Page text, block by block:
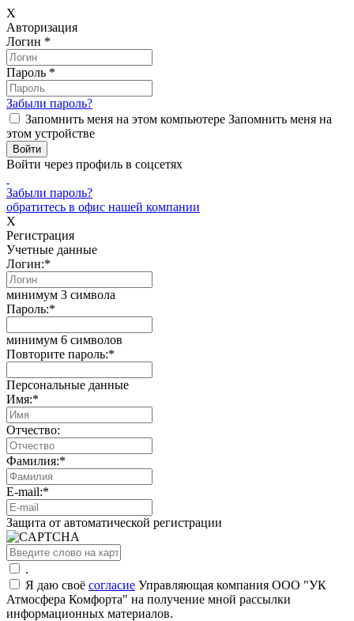
X
Авторизация
Логин *
Пароль *
Забыли пароль?
Запомнить меня на этом компьютере Запомнить меня на
этом устройстве
Войти через профиль в соцсетях
Забыли пароль?
обратитесь в офис нашей компании
X
Регистрация
Учетные данные
Логин:*
минимум 3 символа
Пароль:*
минимум 6 символов
Повторите пароль:*
Персональные данные
Имя:*
Отчество:
Фамилия:*
E-mail:*
Защита от автоматической регистрации
.
Я даю своё согласие Управляющая компания ООО "УК
Атмосфера Комфорта" на получение мной рассылки
информационных материалов.